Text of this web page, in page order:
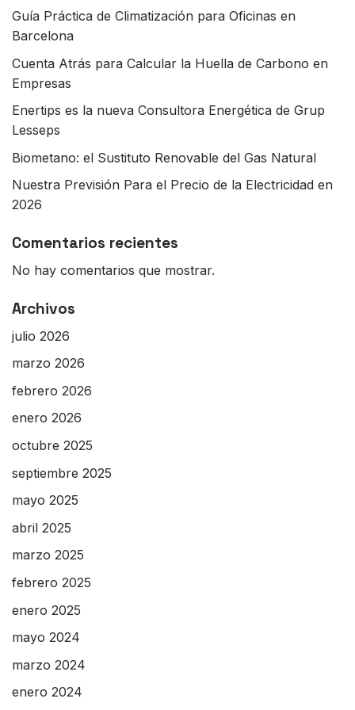
Guía Práctica de Climatización para Oficinas en
Barcelona
Cuenta Atrás para Calcular la Huella de Carbono en
Empresas
Enertips es la nueva Consultora Energética de Grup
Lesseps
Biometano: el Sustituto Renovable del Gas Natural
Nuestra Previsión Para el Precio de la Electricidad en
2026
Comentarios recientes
No hay comentarios que mostrar.
Archivos
julio 2026
marzo 2026
febrero 2026
enero 2026
octubre 2025
septiembre 2025
mayo 2025
abril 2025
marzo 2025
febrero 2025
enero 2025
mayo 2024
marzo 2024
enero 2024